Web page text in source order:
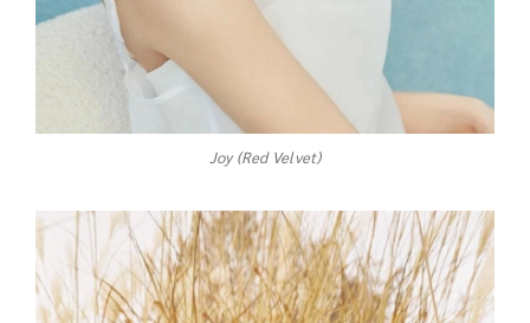
Joy (Red Velvet)